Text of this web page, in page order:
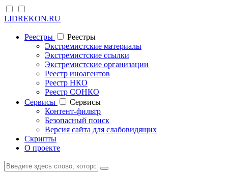
LIDREKON.RU
Реестры
Реестры
Экстремистские материалы
Экстремистские ссылки
Экстремистские организации
Реестр иноагентов
Реестр НКО
Реестр СОНКО
Cервисы
Cервисы
Контент-фильтр
Безопасный поиск
Версия сайта для слабовидящих
Скрипты
О проекте